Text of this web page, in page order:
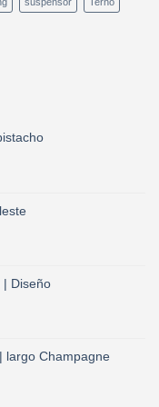
| Diseño
largo Champagne